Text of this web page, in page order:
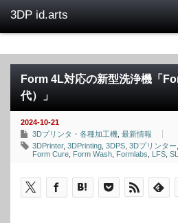
Form 4L対応の新型洗浄機「
代）」
2024-10-21
3Dプリンタ・各種加工機 最新情報
3DPrinter, 3DPrinting 3DPS 3Dプリンター
Form Cure Form Wash Formlabs LFS